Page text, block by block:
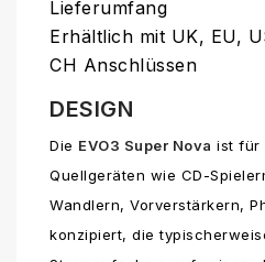
Lieferumfang
Erhältlich mit UK, EU,
CH Anschlüssen
DESIGN
Die EVO3 Super Nova ist für
Quellgeräten wie CD-
Wandlern, Vorverstärkern,
konzipiert, die